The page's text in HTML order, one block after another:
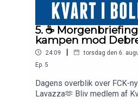
5. ☕️
kampen mod
24:09 | torsdag den 6.
Ep. 5
Dagens overblik over FCK-
Lavazza🫶 Bliv medlem af